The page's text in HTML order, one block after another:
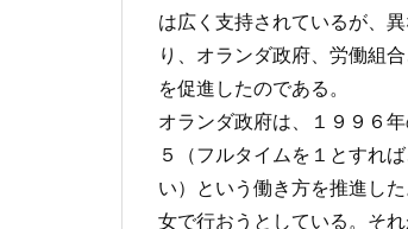
は広く支持されているが、
り、オランダ政府、労働組
を促進したのである。
オランダ政府は、１９９６
５（フルタイムを１とすれ
い）という働き方を推進し
女で行おうとしている。そ